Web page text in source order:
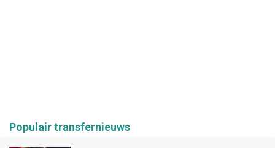
Populair transfernieuws